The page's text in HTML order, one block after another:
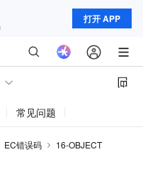
打开 APP
常见问题
EC错误码
16-OBJECT